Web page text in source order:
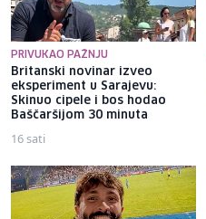
PRIVUKAO PAŽNJU
Britanski novinar izveo
eksperiment u Sarajevu:
Skinuo cipele i bos hodao
Baščaršijom 30 minuta
16 sati